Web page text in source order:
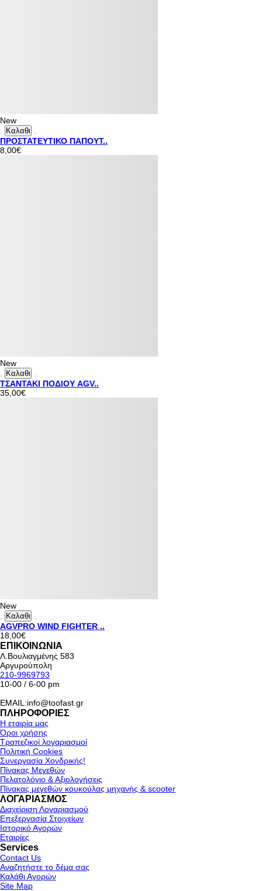
New
Καλαθι
ΠΡΟΣΤΑΤΕΥΤΙΚΟ ΠΑΠΟΥΤ..
8,00€
New
Καλαθι
ΤΣΑΝΤΑΚΙ ΠΟΔΙΟΥ AGV..
35,00€
New
Καλαθι
AGVPRO WIND FIGHTER ..
18,00€
ΕΠΙΚΟΙΝΩΝΙΑ
Λ.Βουλιαγμένης 583
Αργυρούπολη
210-9969793
10-00 / 6-00 pm
EMAIL:info@toofast.gr
ΠΛΗΡΟΦΟΡΙΕΣ
Η εταιρία μας
Όροι χρήσης
Τραπεζικοί λογαριασμοί
Πολιτική Cookies
Συνεργασία Χονδρικής!
Πίνακας Μεγεθών
Πελατολόγιο & Αξιολογήσεις
Πίνακας μεγεθών κουκούλας μηχανής & scooter
ΛΟΓΑΡΙΑΣΜΟΣ
Διαχείριση Λογαριασμού
Επεξεργασία Στοιχείων
Ιστορικό Αγορών
Εταιρίες
Services
Contact Us
Αναζητήστε το δέμα σας
Καλάθι Αγορών
Site Map